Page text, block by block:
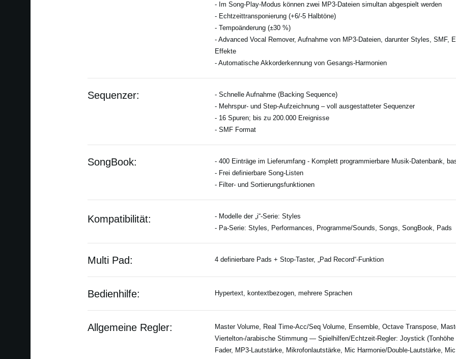
- Im Song-Play-Modus können zwei MP3-Dateien simultan abgespielt werden
- Echtzeittransponierung (+6/-5 Halbtöne)
- Tempoänderung (±30 %)
- Advanced Vocal Remover, Aufnahme von MP3-Dateien, darunter Styles, SMF,
Effekte
- Automatische Akkorderkennung von Gesangs-Harmonien
Sequenzer:
- Schnelle Aufnahme (Backing Sequence)
- Mehrspur- und Step-Aufzeichnung – voll ausgestatteter Sequenzer
- 16 Spuren; bis zu 200.000 Ereignisse
- SMF Format
SongBook:
- 400 Einträge im Lieferumfang - Komplett programmierbare Musik-Datenbank,
- Frei definierbare Song-Listen
- Filter- und Sortierungsfunktionen
Kompatibilität:
- Modelle der „i“-Serie: Styles
- Pa-Serie: Styles, Performances, Programme/Sounds, Songs, SongBook, Pads
Multi Pad: 4 definierbare Pads + Stop-Taster, „Pad Record“-Funktion
Bedienhilfe: Hypertext, kontextbezogen, mehrere Sprachen
Allgemeine Regler:
Master Volume, Real Time-Acc/Seq Volume, Ensemble, Octave Transpose,
Viertelton-/arabische Stimmung — Spielhilfen/Echtzeit-Regler: Joystick (Tonhöhe
Fader, MP3-Lautstärke, Mikrofonlautstärke, Mic Harmonie/Double-Lautstärke,